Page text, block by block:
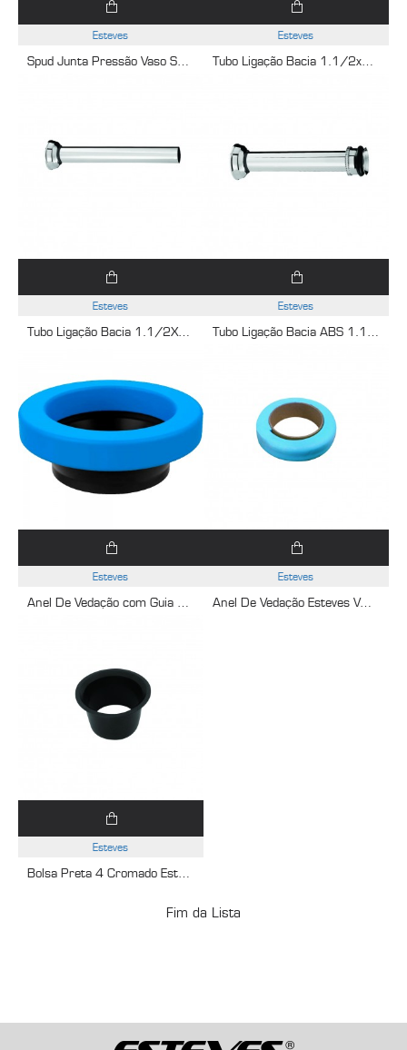
Esteves
Spud Junta Pressão Vaso Sanitário 1.1/2 Cromado Esteves VAD655CWG
Esteves
Tubo Ligação Bacia 1.1/2x30Cm Cromado Esteves VLL414CWG
Esteves
Tubo Ligação Bacia 1.1/2X25Cm Cromado Esteves VLL412CWG
Esteves
Tubo Ligação Bacia ABS 1.1/2X23Cm Cromado Esteves VLP312CWG
Esteves
Anel De Vedação com Guia Esteves VAD801WWC
Esteves
Anel De Vedação Esteves VAD800WWC
Esteves
Bolsa Preta 4 Cromado Esteves VAD095WWU
Fim da Lista